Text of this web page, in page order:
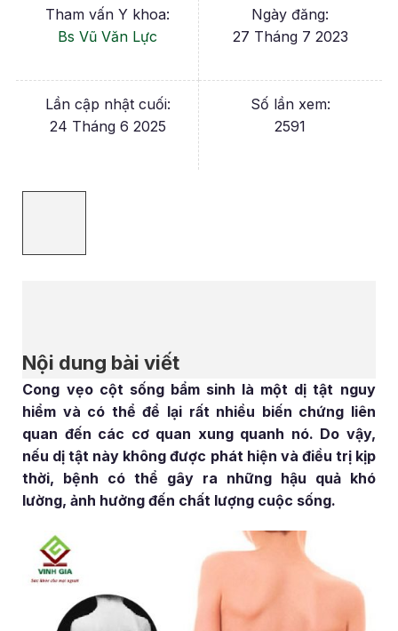
Tham vấn Y khoa:
Bs Vũ Văn Lực
Ngày đăng:
27 Tháng 7 2023
Lần cập nhật cuối:
24 Tháng 6 2025
Số lần xem:
2591
Nội dung bài viết
Cong vẹo cột sống bẩm sinh là một dị tật nguy
hiểm và có thể để lại rất nhiều biến chứng liên
quan đến các cơ quan xung quanh nó. Do vậy,
nếu dị tật này không được phát hiện và điều trị kịp
thời, bệnh có thể gây ra những hậu quả khó
lường, ảnh hưởng đến chất lượng cuộc sống.